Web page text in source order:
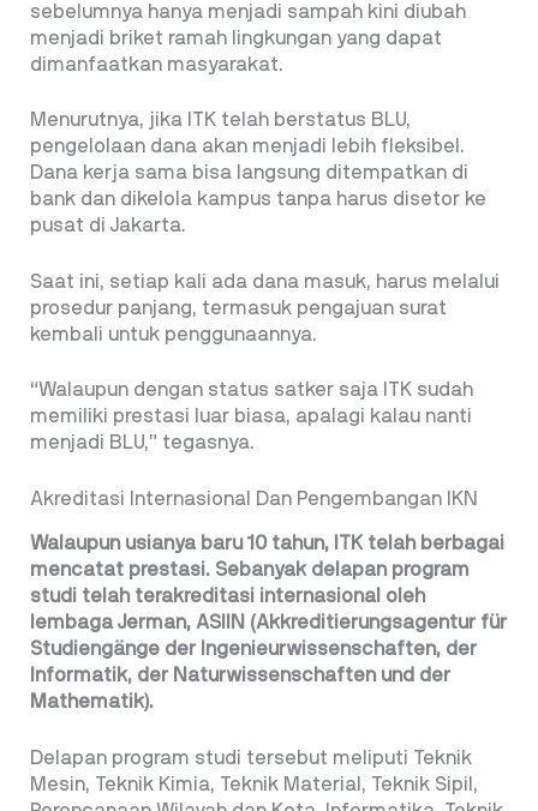
sebelumnya hanya menjadi sampah kini diubah
menjadi briket ramah lingkungan yang dapat
dimanfaatkan masyarakat.
Menurutnya, jika ITK telah berstatus BLU,
pengelolaan dana akan menjadi lebih fleksibel.
Dana kerja sama bisa langsung ditempatkan di
bank dan dikelola kampus tanpa harus disetor ke
pusat di Jakarta.
Saat ini, setiap kali ada dana masuk, harus melalui
prosedur panjang, termasuk pengajuan surat
kembali untuk penggunaannya.
“Walaupun dengan status satker saja ITK sudah
memiliki prestasi luar biasa, apalagi kalau nanti
menjadi BLU,” tegasnya.
Akreditasi Internasional Dan Pengembangan IKN
Walaupun usianya baru 10 tahun, ITK telah berbagai
mencatat prestasi. Sebanyak delapan program
studi telah terakreditasi internasional oleh
lembaga Jerman, ASIIN (Akkreditierungsagentur für
Studiengänge der Ingenieurwissenschaften, der
Informatik, der Naturwissenschaften und der
Mathematik).
Delapan program studi tersebut meliputi Teknik
Mesin, Teknik Kimia, Teknik Material, Teknik Sipil,